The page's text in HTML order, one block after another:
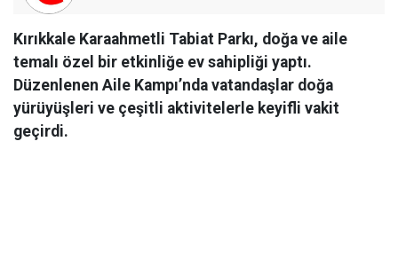
Kırıkkale Karaahmetli Tabiat Parkı, doğa ve aile
temalı özel bir etkinliğe ev sahipliği yaptı.
Düzenlenen Aile Kampı’nda vatandaşlar doğa
yürüyüşleri ve çeşitli aktivitelerle keyifli vakit
geçirdi.